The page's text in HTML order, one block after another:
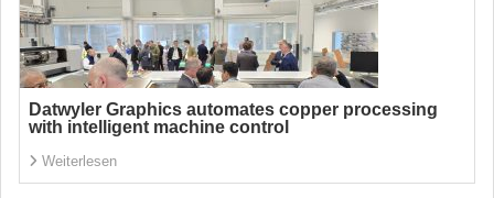
Datwyler Graphics automates copper processing
with intelligent machine control
Weiterlesen